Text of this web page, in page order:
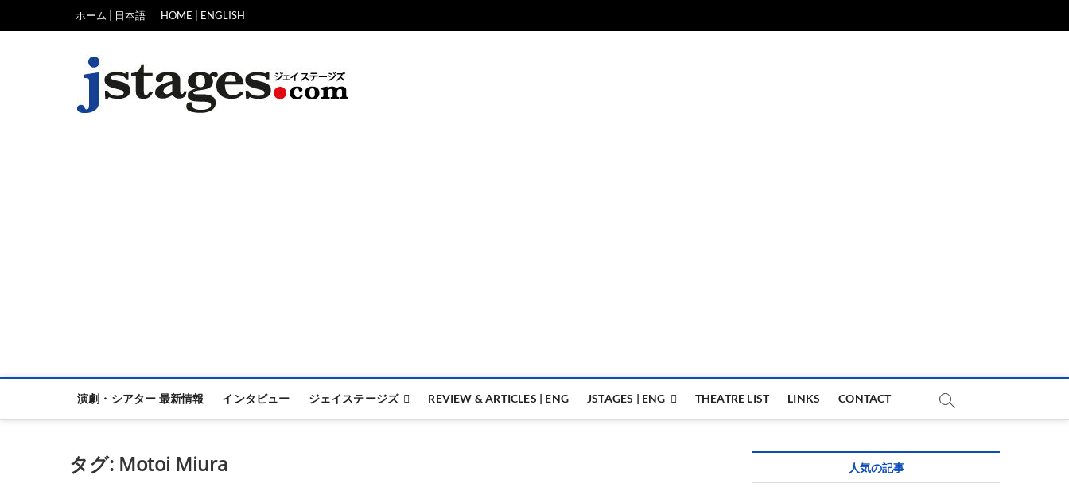
ホーム | 日本語 HOME | ENGLISH
演劇・シアター 最新情報 インタビュー ジェイステージズ REVIEW & ARTICLES | ENG JSTAGES | ENG THEATRE LIST LINKS CONTACT
タグ: Motoi Miura 人気の記事